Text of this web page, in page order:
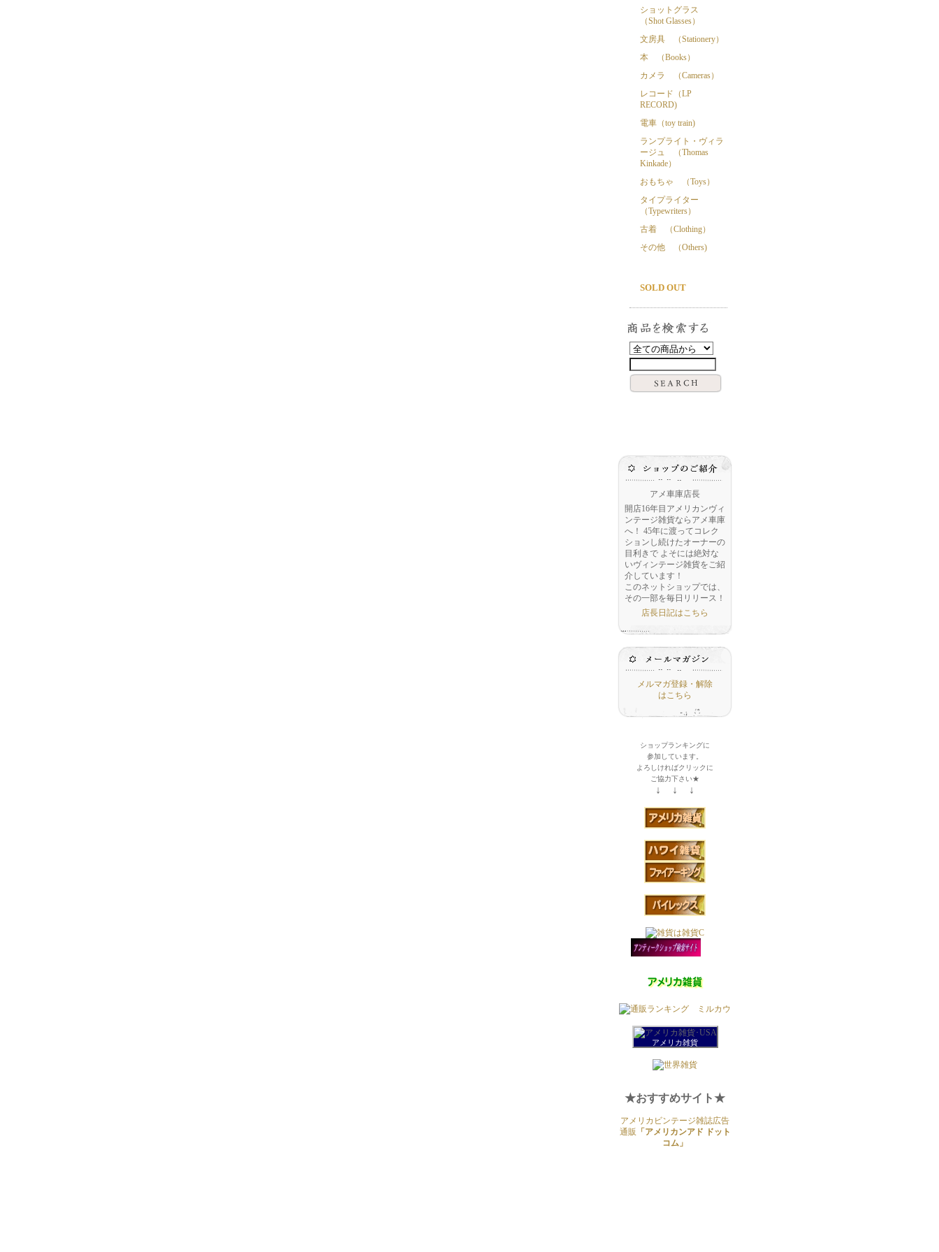
ショットグラス
（Shot Glasses）
文房具 （Stationery）
本 （Books）
カメラ （Cameras）
レコード（LP
RECORD)
電車（toy train)
ランプライト・ヴィラ
ージュ （Thomas
Kinkade）
おもちゃ （Toys）
タイプライター
（Typewriters）
古着 （Clothing）
その他 （Others)
SOLD OUT
アメ車庫店長
開店16年目アメリカンヴィ
ンテージ雑貨ならアメ車庫
へ！ 45年に渡ってコレク
ションし続けたオーナーの
目利きで よそには絶対な
いヴィンテージ雑貨をご紹
介しています！
このネットショップでは、
その一部を毎日リリース！
店長日記はこちら
メルマガ登録・解除
はこちら
ショップランキングに
参加しています。
よろしければクリックに
ご協力下さい★
↓ ↓ ↓
アメリカ雑貨
★おすすめサイト★
アメリカビンテージ雑誌広告
通販
「アメリカンアド ドット
コム」